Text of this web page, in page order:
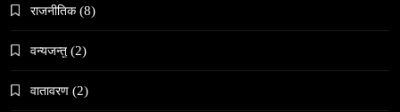
राजनीतिक (8)
वन्यजन्तु (2)
वातावरण (2)